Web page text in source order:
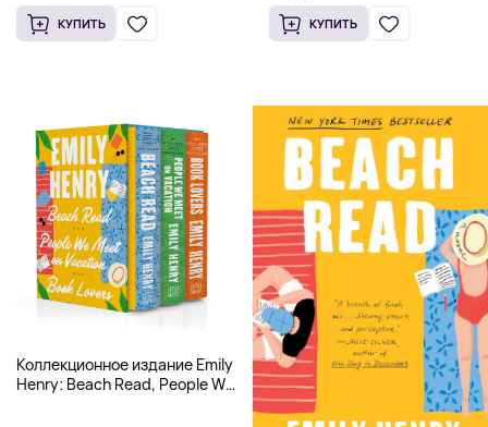
КУПИТЬ КУПИТЬ
Коллекционное издание Emily
Henry: Beach Read, People We